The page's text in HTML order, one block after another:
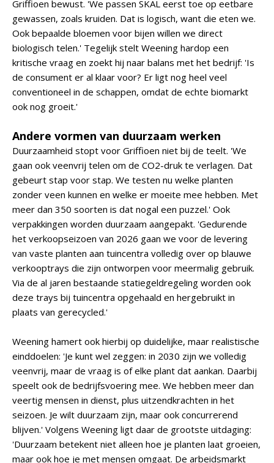
Griffioen bewust. 'We passen SKAL eerst toe op eetbare
gewassen, zoals kruiden. Dat is logisch, want die eten we.
Ook bepaalde bloemen voor bijen willen we direct
biologisch telen.' Tegelijk stelt Weening hardop een
kritische vraag en zoekt hij naar balans met het bedrijf: 'Is
de consument er al klaar voor? Er ligt nog heel veel
conventioneel in de schappen, omdat de echte biomarkt
ook nog groeit.'
Andere vormen van duurzaam werken
Duurzaamheid stopt voor Griffioen niet bij de teelt. 'We
gaan ook veenvrij telen om de CO2-druk te verlagen. Dat
gebeurt stap voor stap. We testen nu welke planten
zonder veen kunnen en welke er moeite mee hebben. Met
meer dan 350 soorten is dat nogal een puzzel.' Ook
verpakkingen worden duurzaam aangepakt. 'Gedurende
het verkoopseizoen van 2026 gaan we voor de levering
van vaste planten aan tuincentra volledig over op blauwe
verkooptrays die zijn ontworpen voor meermalig gebruik.
Via de al jaren bestaande statiegeldregeling worden ook
deze trays bij tuincentra opgehaald en hergebruikt in
plaats van gerecycled.'
Weening hamert ook hierbij op duidelijke, maar realistische
einddoelen: 'Je kunt wel zeggen: in 2030 zijn we volledig
veenvrij, maar de vraag is of elke plant dat aankan. Daarbij
speelt ook de bedrijfsvoering mee. We hebben meer dan
veertig mensen in dienst, plus uitzendkrachten in het
seizoen. Je wilt duurzaam zijn, maar ook concurrerend
blijven.' Volgens Weening ligt daar de grootste uitdaging:
'Duurzaam betekent niet alleen hoe je planten laat groeien,
maar ook hoe je met mensen omgaat. De arbeidsmarkt